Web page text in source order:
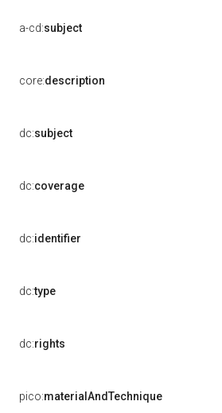
a-cd:subject
core:description
dc:subject
dc:coverage
dc:identifier
dc:type
dc:rights
pico:materialAndTechnique